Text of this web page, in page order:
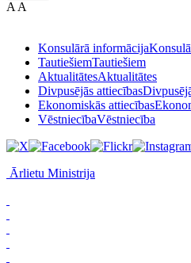
A A
Konsulārā informācija
TautiešiemTautiešiem
AktualitātesAktualitātes
Divpusējās attiecības
Ekonomiskās attiecības
VēstniecībaVēstniecība
Ārlietu Ministrija